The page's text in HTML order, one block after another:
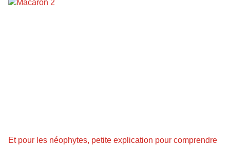
Et pour les néophytes, petite explication pour comprendre